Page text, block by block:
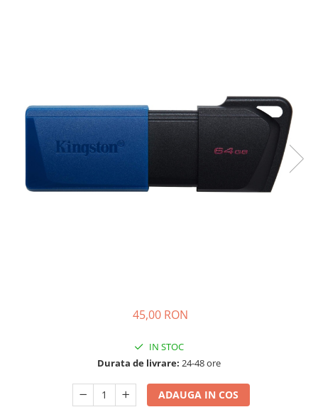
45,00 RON
IN STOC
Durata de livrare: 24-48 ore
ADAUGA IN COS